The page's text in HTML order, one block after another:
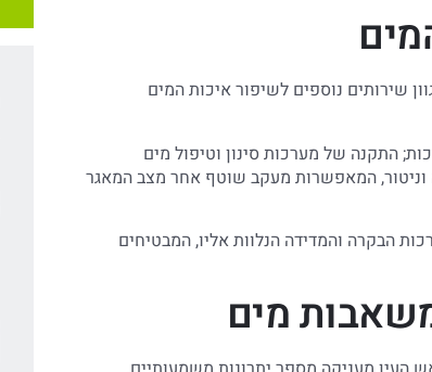
שירותים נוספים לשיפור איכות המים
התקנה של מערכות סינון וטיפול מים
וניטור, המאפשרות מעקב שוטף אחר מצב המאגר
הבקרה והמדידה הנלוות אליו, המבטיחים
מים